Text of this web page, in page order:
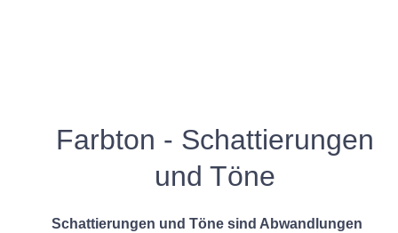
Farbton - Schattierungen
und Töne
Schattierungen und Töne sind Abwandlungen